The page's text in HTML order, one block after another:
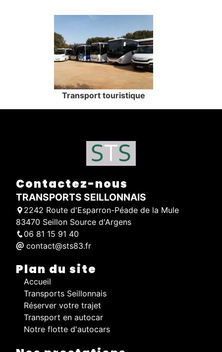
Transport touristique
Contactez-nous
TRANSPORTS SEILLONNAIS
2242 Route d'Esparron-Péade de la Mule
83470 Seillon Source d'Argens
06 81 15 91 40
contact@sts83.fr
Plan du site
Accueil
Transports Seillonnais
Réserver votre trajet
Transport en autocar
Notre flotte d'autocars